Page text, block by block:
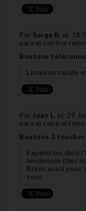
Por Serge B. el 18
para el control
Boutons
Livraison rapide
Por Jean L. el 29
para el control
Boutons 3
Expédition dans
lendemain chez
Bravo aussi pour
tous